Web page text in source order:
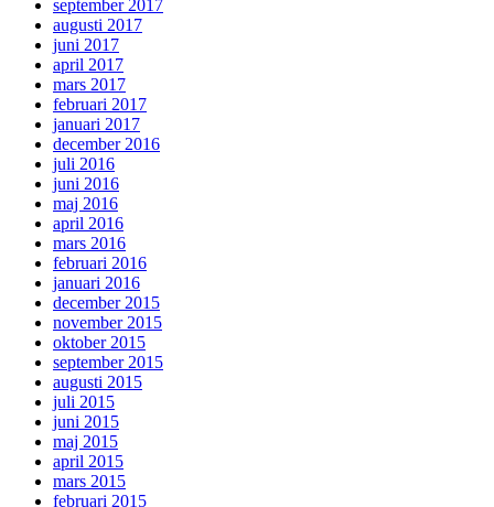
september 2017
augusti 2017
juni 2017
april 2017
mars 2017
februari 2017
januari 2017
december 2016
juli 2016
juni 2016
maj 2016
april 2016
mars 2016
februari 2016
januari 2016
december 2015
november 2015
oktober 2015
september 2015
augusti 2015
juli 2015
juni 2015
maj 2015
april 2015
mars 2015
februari 2015